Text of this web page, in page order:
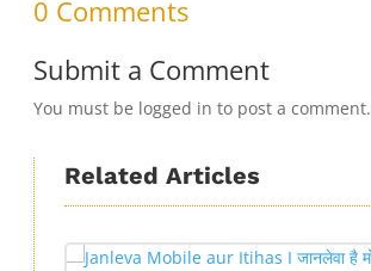
0 Comments
Submit a Comment
You must be logged in to post a comment.
Related Articles